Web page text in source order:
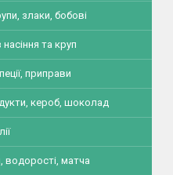
злаки, бобові
та круп
приправи
кероб, шоколад
водорості, матча